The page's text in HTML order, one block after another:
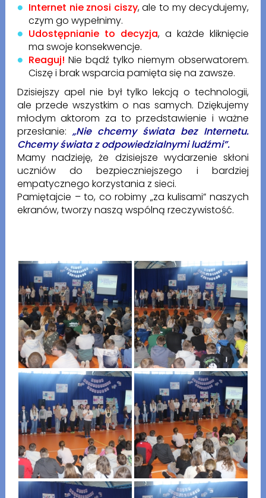
Internet nie znosi ciszy, ale to my decydujemy,
czym go wypełnimy.
Udostępnianie to decyzja, a każde kliknięcie
ma swoje konsekwencje.
Reaguj! Nie bądź tylko niemym obserwatorem.
Ciszę i brak wsparcia pamięta się na zawsze.
Dzisiejszy apel nie był tylko lekcją o technologii,
ale przede wszystkim o nas samych. Dziękujemy
młodym aktorom za to przedstawienie i ważne
przesłanie: „Nie chcemy świata bez Internetu.
Chcemy świata z odpowiedzialnymi ludźmi”.
Mamy nadzieję, że dzisiejsze wydarzenie skłoni
uczniów do bezpieczniejszego i bardziej
empatycznego korzystania z sieci.
Pamiętajcie – to, co robimy „za kulisami” naszych
ekranów, tworzy naszą wspólną rzeczywistość.